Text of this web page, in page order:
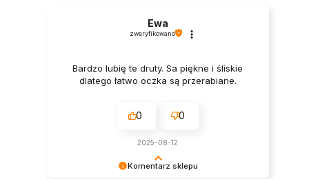
Komentarz sklepu
Ewa
zweryfikowano
Bardzo lubię te druty. Sa piękne i śliskie
dlatego łatwo oczka są przerabiane.
0 0
2025-08-12